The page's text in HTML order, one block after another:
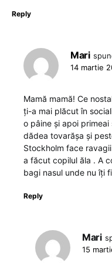
Reply
Mari
14 martie
Mamă mamă! Ce
ți-a mai plăcut în
o pâine și apoi
dădea tovarășa și
Stockholm face
a făcut copilul ăla . A
bagi nasul unde nu îți
Reply
Mari
15